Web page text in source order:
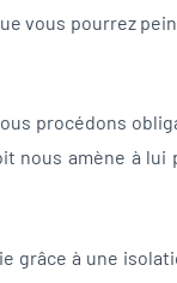
vous pourrez
procédons
nous amène à
grâce à une